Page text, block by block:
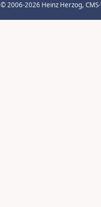
© 2006-2026 Heinz Herzog,